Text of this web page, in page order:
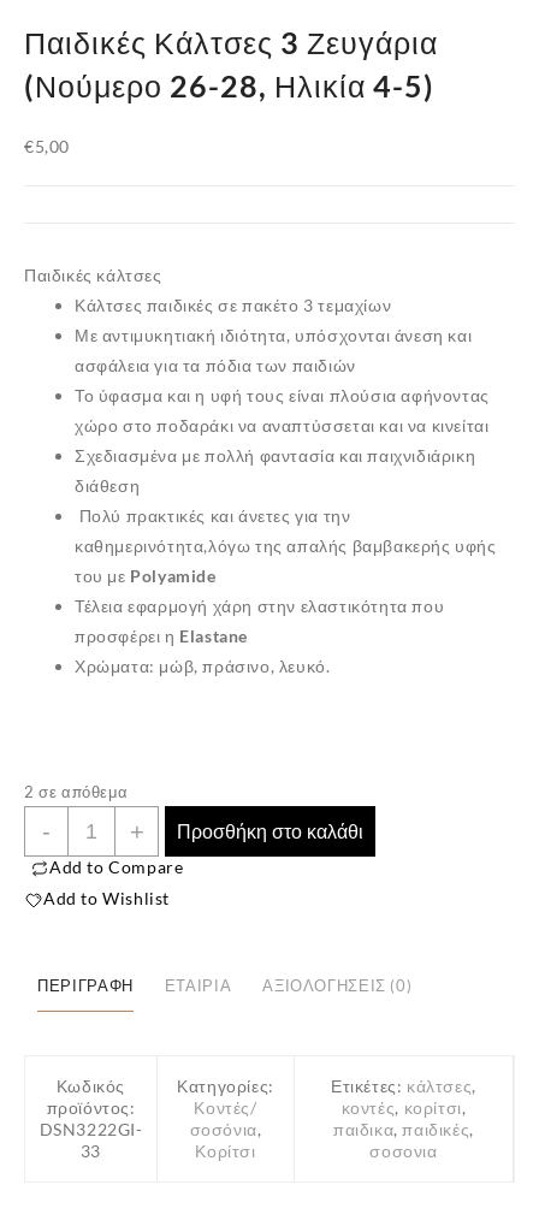
Παιδικές Κάλτσες 3 Ζευγάρια
(Νούμερο 26-28, Ηλικία 4-5)
€5,00
Παιδικές κάλτσες
Κάλτσες παιδικές σε πακέτο 3 τεμαχίων
Με αντιμυκητιακή ιδιότητα, υπόσχονται άνεση και
ασφάλεια για τα πόδια των παιδιών
Το ύφασμα και η υφή τους είναι πλούσια αφήνοντας
χώρο στο ποδαράκι να αναπτύσσεται και να κινείται
Σχεδιασμένα με πολλή φαντασία και παιχνιδιάρικη
διάθεση
Πολύ πρακτικές και άνετες για την
καθημερινότητα,λόγω της απαλής βαμβακερής υφής
του με Polyamide
Τέλεια εφαρμογή χάρη στην ελαστικότητα που
προσφέρει η Elastane
Χρώματα: μώβ, πράσινο, λευκό.
2 σε απόθεμα
-
Παιδικές
Κάλτσες
Ζευγάρια
5)
ποσότητα
+
Προσθήκη στο καλάθι
Add to Compare
Add to Wishlist
ΠΕΡΙΓΡΑΦΉ ΕΤΑΙΡΊΑ ΑΞΙΟΛΟΓΉΣΕΙΣ (0)
Κωδικός
προϊόντος:
DSN3222GI-
33
Κατηγορίες:
Κοντές/
σοσόνια,
Κορίτσι
Ετικέτες: κάλτσες,
κοντές, κορίτσι,
παιδικα,παιδικές,
σοσονια